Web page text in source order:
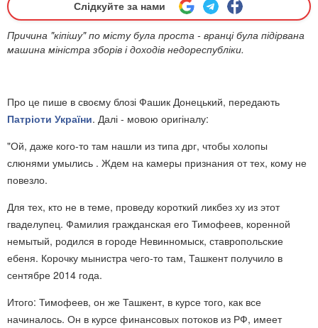
Слідкуйте за нами
Причина "кіпішу" по місту була проста - вранці була підірвана
машина міністра зборів і доходів недореспубліки.
Про це пише в своєму блозі Фашик Донецький, передають
Патріоти України. Далі - мовою оригіналу:
"Ой, даже кого-то там нашли из типа дрг, чтобы холопы
слюнями умылись . Ждем на камеры признания от тех, кому не
повезло.
Для тех, кто не в теме, проведу короткий ликбез ху из этот
гваделупец. Фамилия гражданская его Тимофеев, коренной
немытый, родился в городе Невинномыск, ставропольские
ебеня. Корочку мынистра чего-то там, Ташкент получило в
сентябре 2014 года.
Итого: Тимофеев, он же Ташкент, в курсе того, как все
начиналось. Он в курсе финансовых потоков из РФ, имеет